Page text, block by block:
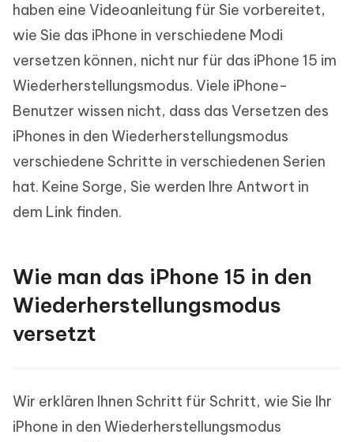
haben eine Videoanleitung für Sie vorbereitet,
wie Sie das iPhone in verschiedene Modi
versetzen können, nicht nur für das iPhone 15 im
Wiederherstellungsmodus. Viele iPhone-
Benutzer wissen nicht, dass das Versetzen des
iPhones in den Wiederherstellungsmodus
verschiedene Schritte in verschiedenen Serien
hat. Keine Sorge, Sie werden Ihre Antwort in
dem Link finden.
Wie man das iPhone 15 in den
Wiederherstellungsmodus
versetzt
Wir erklären Ihnen Schritt für Schritt, wie Sie Ihr
iPhone in den Wiederherstellungsmodus